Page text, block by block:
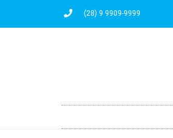
(28) 9 9909-9999